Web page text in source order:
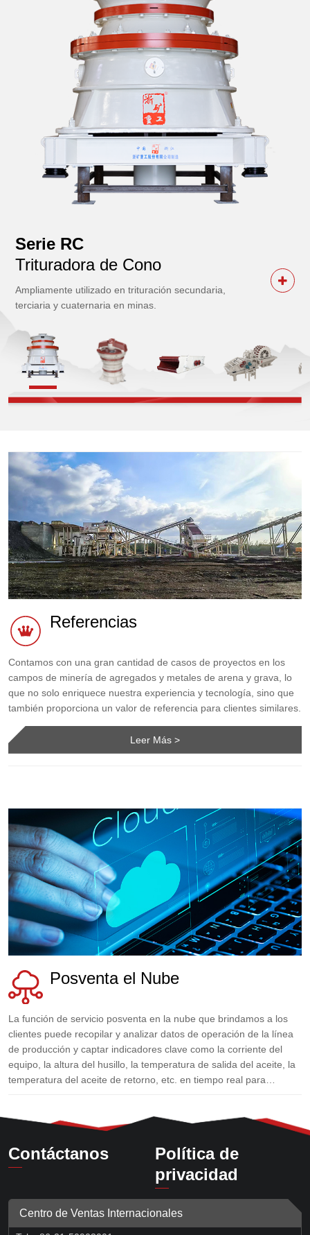
Serie RC
Trituradora de Cono
Ampliamente utilizado en trituración secundaria,
terciaria y cuaternaria en minas.
Referencias
Contamos con una gran cantidad de casos de proyectos en los
campos de minería de agregados y metales de arena y grava, lo
que no solo enriquece nuestra experiencia y tecnología, sino que
también proporciona un valor de referencia para clientes similares.
Leer Más >
Posventa el Nube
La función de servicio posventa en la nube que brindamos a los
clientes puede recopilar y analizar datos de operación de la línea
de producción y captar indicadores clave como la corriente del
equipo, la altura del husillo, la temperatura de salida del aceite, la
temperatura del aceite de retorno, etc. en tiempo real para
Contáctanos
Política de
privacidad
Centro de Ventas Internacionales